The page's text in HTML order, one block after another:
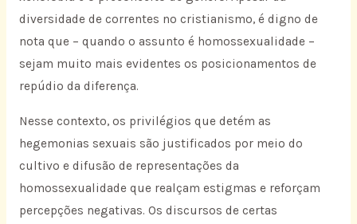
diversidade de correntes no cristianismo, é digno de
nota que – quando o assunto é homossexualidade –
sejam muito mais evidentes os posicionamentos de
repúdio da diferença.
Nesse contexto, os privilégios que detém as
hegemonias sexuais são justificados por meio do
cultivo e difusão de representações da
homossexualidade que realçam estigmas e reforçam
percepções negativas. Os discursos de certas